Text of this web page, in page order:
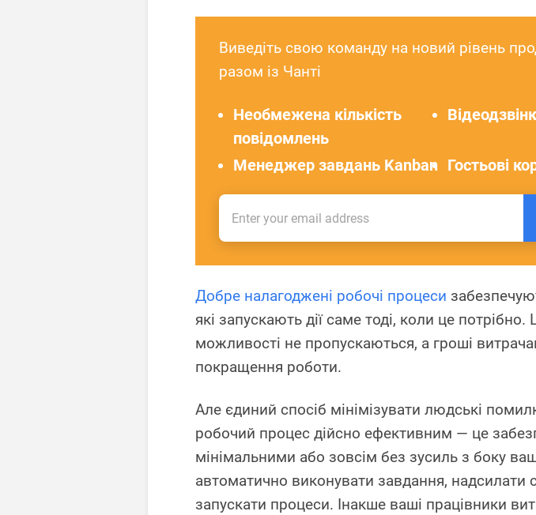
Виведіть свою команду на новий рівень
разом із Чанті
Необмежена кількість
повідомлень
Менеджер завдань Kanban Гостьові
Добре налагоджені робочі процеси
які запускають дії саме тоді, коли це
можливості не пропускаються, а гроші
покращення роботи.
Але єдиний спосіб мінімізувати людські
робочий процес дійсно ефективним — це
мінімальними або зовсім без зусиль з боку
автоматично виконувати завдання, надсилати
запускати процеси. Інакше ваші працівники